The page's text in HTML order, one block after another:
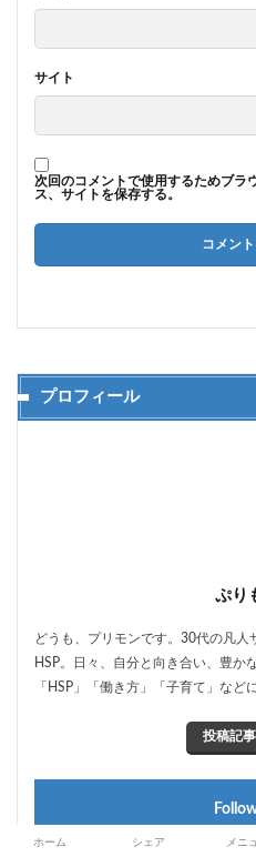
サイト
次回のコメントで使用するためブラ
ス、サイトを保存する。
プロフィール
ぷり
どうも、プリモンです。30代の凡人
HSP。日々、自分と向き合い、豊か
「HSP」「働き方」「子育て」など
投稿記
ホーム シェア メニ